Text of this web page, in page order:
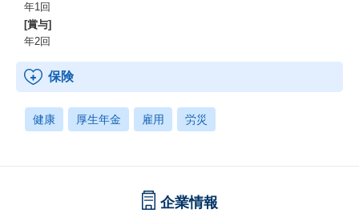
年1回
[賞与]
年2回
保険
健康 厚生年金 雇用 労災
企業情報